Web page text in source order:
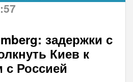
задержки с
Киев к
с Россией